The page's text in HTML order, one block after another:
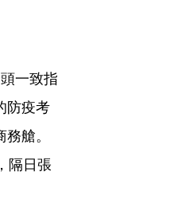
一致指
防疫考
艙。
隔日張